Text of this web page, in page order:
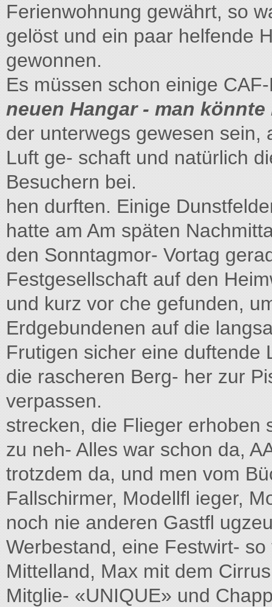
Ferienwohnung gewährt, so
gelöst und ein paar helfende
gewonnen.
Es müssen schon einige
neuen Hangar - man
der unterwegs gewesen sein,
Luft ge- schaft und natürlich
Besuchern bei.
hen durften. Einige
hatte am Am späten
den Sonntagmor- Vortag
Festgesellschaft auf den
und kurz vor che gefunden,
Erdgebundenen auf die
Frutigen sicher eine duftende
die rascheren Berg- her zur
verpassen.
strecken, die Flieger erhoben
zu neh- Alles war schon da,
trotzdem da, und men vom
Fallschirmer, Modellfl ieger,
noch nie anderen Gastfl
Werbestand, eine Festwirt-
Mittelland, Max mit dem
Mitglie- «UNIQUE» und